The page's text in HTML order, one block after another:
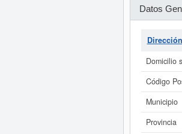
Datos
Domicilio
Código
Municipio
Provincia